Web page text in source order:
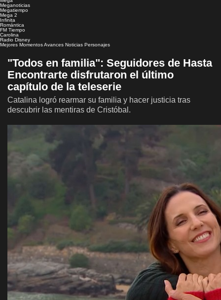
Meganoticias
Megatiempo
Mega 2
Infinita
Romántica
FM Tiempo
Carolina
Radio Disney
Mejores MomentosAvances Noticias Personajes
"Todos en familia": Seguidores de Hasta
Encontrarte disfrutaron el último
capítulo de la teleserie
Catalina logró rearmar su familia y hacer justicia tras
descubrir las mentiras de Cristóbal.